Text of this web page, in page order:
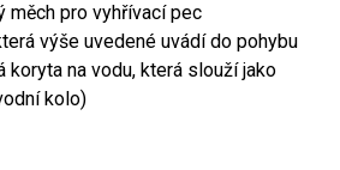
měch pro vyhřívací pec
výše uvedené uvádí do pohybu
koryta na vodu, která slouží jako
kolo)